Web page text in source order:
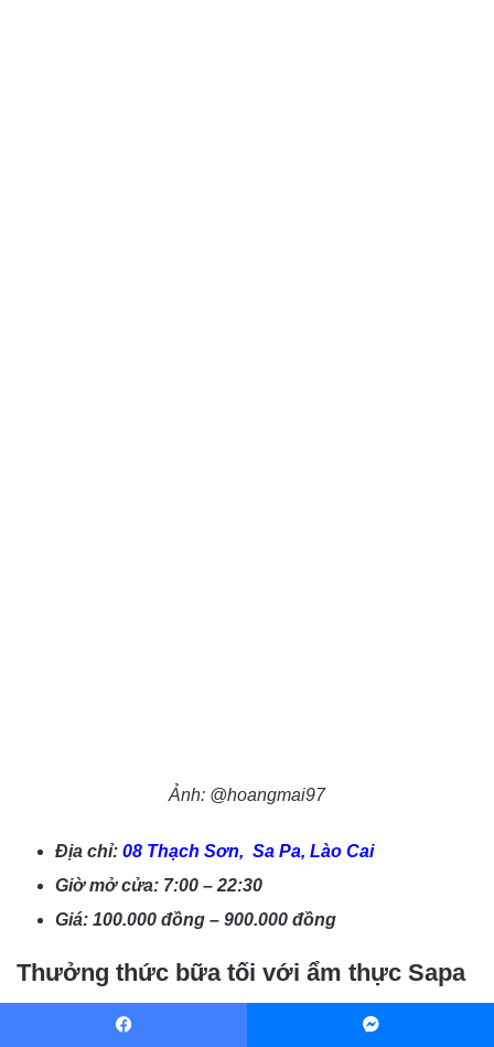
Ảnh: @hoangmai97
Địa chỉ: 08 Thạch Sơn, Sa Pa, Lào Cai
Giờ mở cửa: 7:00 – 22:30
Giá: 100.000 đồng – 900.000 đồng
Thưởng thức bữa tối với ẩm thực Sapa
1. Nhà hàng ẩm thực A Phủ – Đặc sản dân tộc